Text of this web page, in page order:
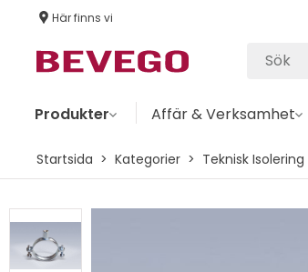
Här finns vi
Produkter Affär & Verksamhet
Startsida Kategorier Teknisk Isolering